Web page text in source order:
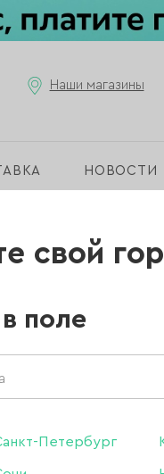
свой
поле
Петербург
Наши магазины
НОВОСТИ